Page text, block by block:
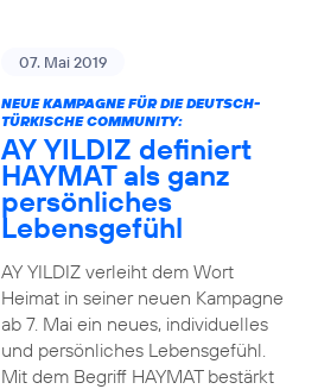
07. Mai 2019
NEUE KAMPAGNE FÜR DIE DEUTSCH-
TÜRKISCHE COMMUNITY:
AY YILDIZ definiert
HAYMAT als ganz
persönliches
Lebensgefühl
AY YILDIZ verleiht dem Wort
Heimat in seiner neuen Kampagne
ab 7. Mai ein neues, individuelles
und persönliches Lebensgefühl.
Mit dem Begriff HAYMAT bestärkt